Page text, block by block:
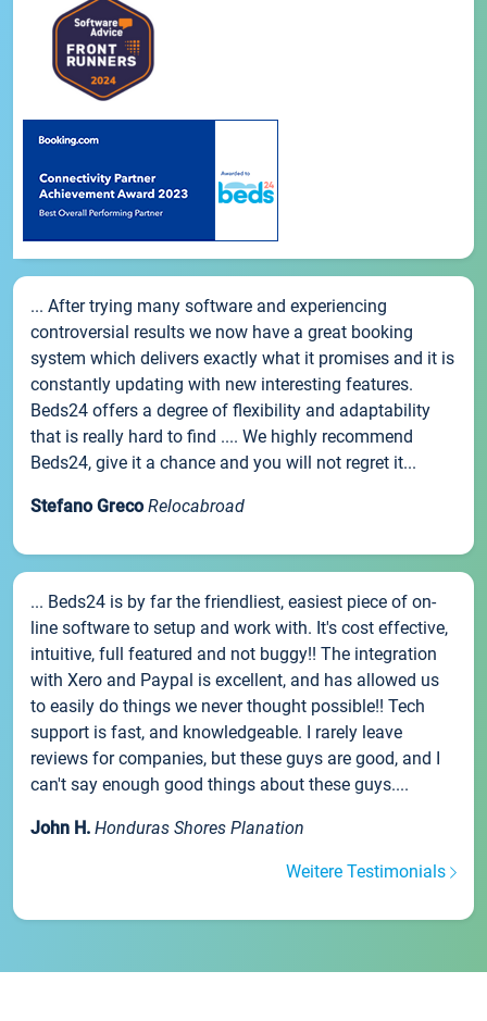
... After trying many software and experiencing
controversial results we now have a great booking
system which delivers exactly what it promises and it is
constantly updating with new interesting features.
Beds24 offers a degree of flexibility and adaptability
that is really hard to find .... We highly recommend
Beds24, give it a chance and you will not regret it...
Stefano Greco Relocabroad
... Beds24 is by far the friendliest, easiest piece of on-
line software to setup and work with. It's cost effective,
intuitive, full featured and not buggy!! The integration
with Xero and Paypal is excellent, and has allowed us
to easily do things we never thought possible!! Tech
support is fast, and knowledgeable. I rarely leave
reviews for companies, but these guys are good, and I
can't say enough good things about these guys....
John H. Honduras Shores Planation
Weitere Testimonials